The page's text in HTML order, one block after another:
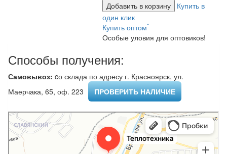
Добавить в корзину
Купить в
один клик
Купить оптом*
Особые уловия для оптовиков!
Способы получения:
Самовывоз: cо склада по адресу г. Красноярск, ул.
Маерчака, 65, оф. 223 ​
ПРОВЕРИТЬ НАЛИЧИЕ